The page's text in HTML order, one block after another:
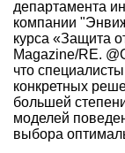
департамента
компании
курса «Защита
Magazine/RE.
что
конкретных
большей
моделей
выбора